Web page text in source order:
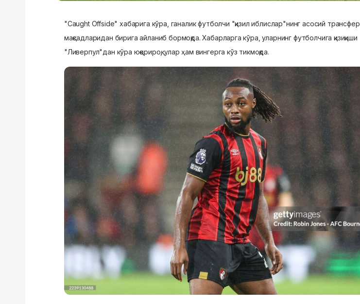
"Caught Offside" хабарига кўра, ганалик футболчи "қизил иблислар"нинг асосий трансфер
мақсадларидан бирига айланиб бормоқда. Хабарларга кўра, уларнинг футболчига қизиқиши
"Ливерпул"дан кўра юқорироқ, улар ҳам вингерга кўз тикмоқда.